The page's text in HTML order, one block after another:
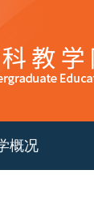
概况